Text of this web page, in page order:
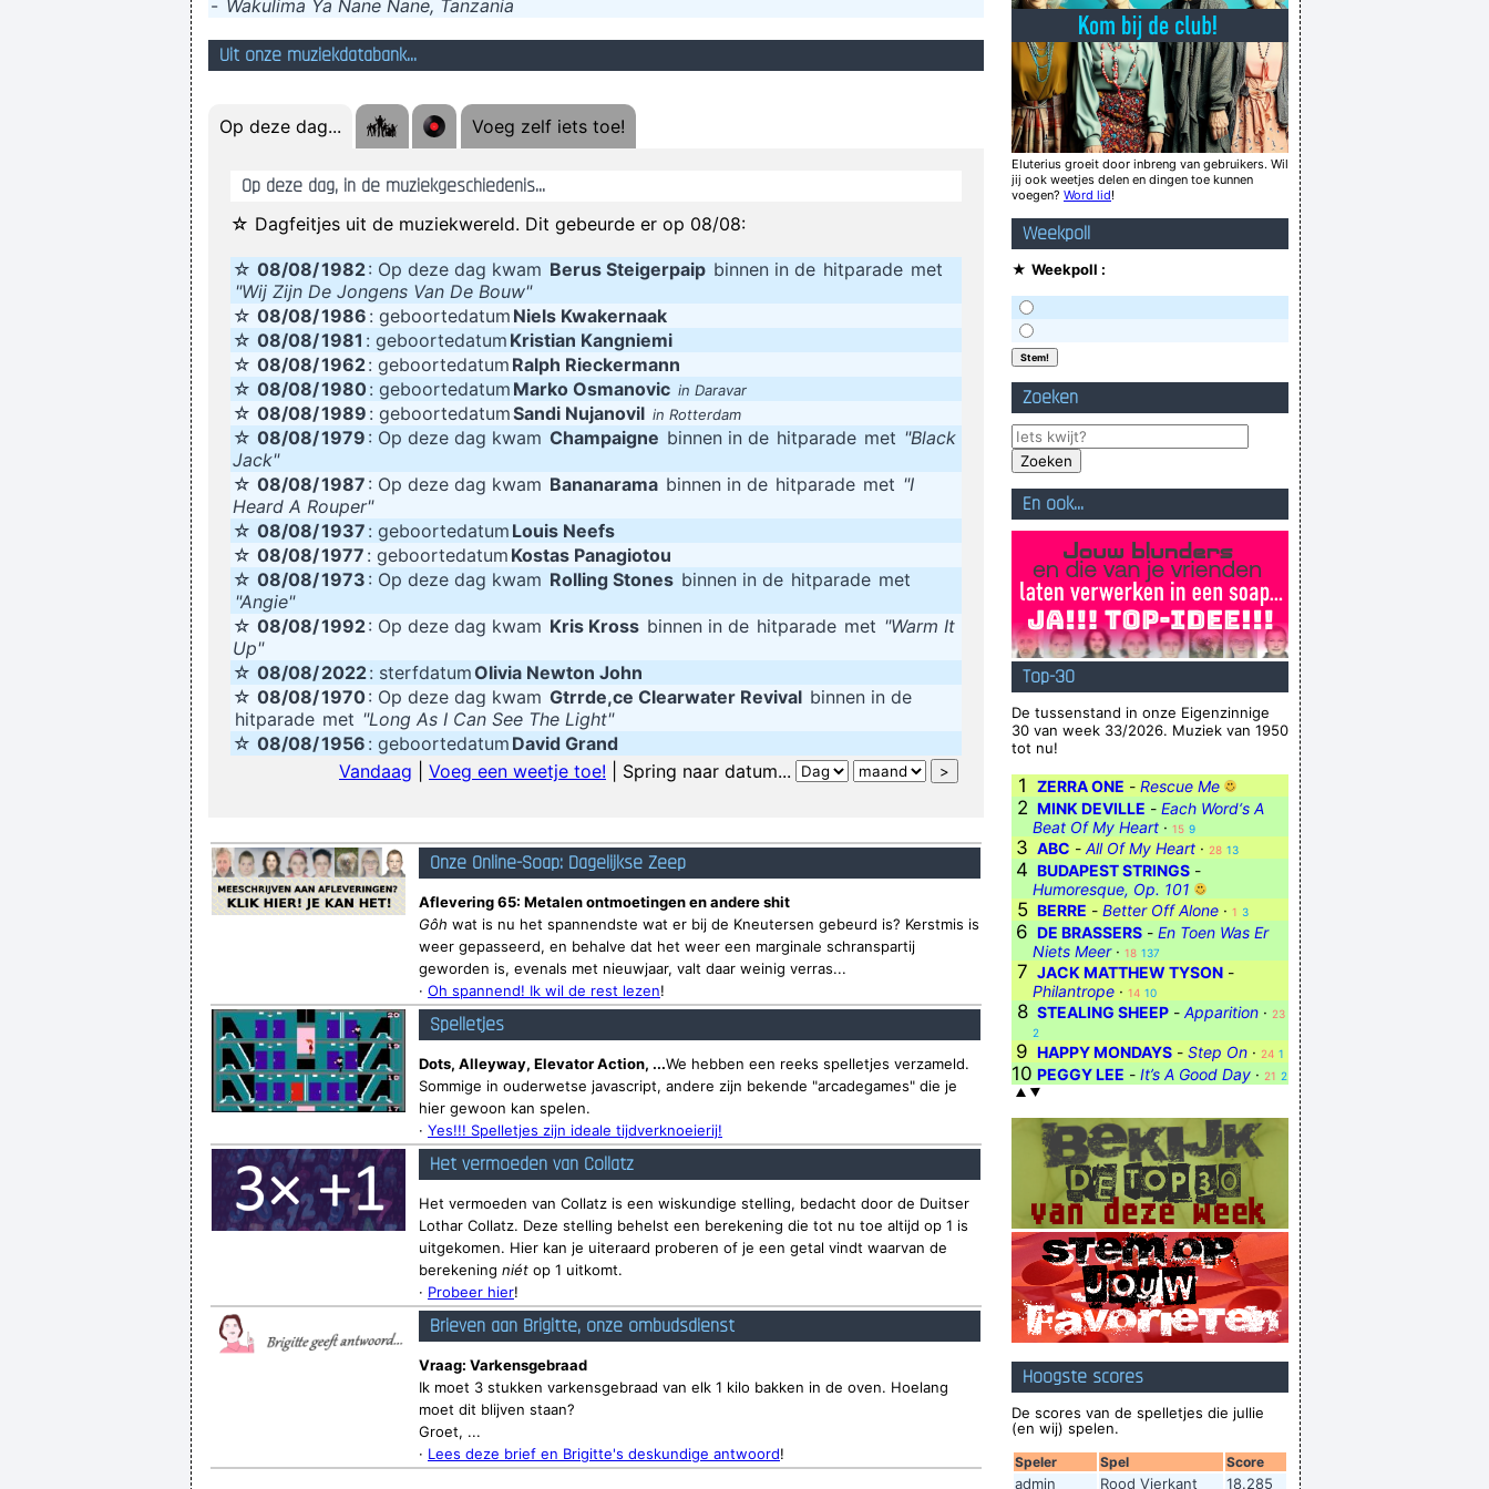
Dan is er ook schendig onder de schanner in de kliniek.
shroom shroom eddiehead
That guy's mom using her tablet to take a picture of another screen is such an old person thing and I love how wholesome it was.
En als ik ´m zó gebruik...? Vind je dat dan lekker? Hm?
Er is daar nog onraad sire
op een goede dag ontdekte ik dat ik ook iets anders kon doen met mijn geslachsdeel dan enkel plassen
Klopt, volgens mijn therapeut ben ik passief en moet ik mezelf accepteren zoals ik ben
Verknoei je tijd op een nuttige manier!
- Wakulima Ya Nane Nane, Tanzania
Uit onze muziekdatabank...
Op deze dag...
Op deze dag, in de muziekgeschiedenis...
☆ Dagfeitjes uit de muziekwereld. Dit gebeurde er op 08/08:
☆ 08/08/1982: Op deze dag kwam Berus Steigerpaip binnen in de hitparade met
"Wij Zijn De Jongens Van De Bouw"
☆ 08/08/1986 : geboortedatum Niels Kwakernaak
☆ 08/08/1981 : geboortedatum Kristian Kangniemi
☆ 08/08/1962: geboortedatum Ralph Rieckermann
☆ 08/08/1980: geboortedatum Marko Osmanovic in Daravar
☆ 08/08/1989 : geboortedatumSandi Nujanovil in Rotterdam
☆ 08/08/1979 : Op deze dag kwam Champaigne binnen in de hitparade met "Black
Jack"
☆ 08/08/1987 : Op deze dag kwam Bananarama binnen in de hitparade met "I
Heard A Rouper"
☆ 08/08/1937 : geboortedatum Louis Neefs
☆ 08/08/1977 : geboortedatum Kostas Panagiotou
☆ 08/08/1973 : Op deze dag kwam Rolling Stones binnen in de hitparade met
"Angie"
☆ 08/08/1992: Op deze dag kwam Kris Kross binnen in de hitparade met "Warm It
Up"
☆ 08/08/2022: sterfdatumOlivia Newton John
☆ 08/08/1970: Op deze dag kwam Gtrrde,ce Clearwater Revival binnen in de
hitparade met "Long As I Can See The Light"
☆ 08/08/1956 : geboortedatum David Grand
Vandaag
Voeg een weetje toe! | Spring naar datum...
Voeg zelf iets toe!
Onze Online-Soap: Dagelijkse Zeep
Aflevering 65: Metalen ontmoetingen en andere shit
Gôh wat is nu het spannendste wat er bij de Kneutersen gebeurd is? Kerstmis is
weer gepasseerd, en behalve dat het weer een marginale schranspartij
geworden is, evenals met nieuwjaar, valt daar weinig verras...
· Oh spannend! Ik wil de rest lezen!
Spelletjes
Dots, Alleyway, Elevator Action, ...We hebben een reeks spelletjes verzameld.
Sommige in ouderwetse javascript, andere zijn bekende "arcadegames" die je
hier gewoon kan spelen.
· Yes!!! Spelletjes zijn ideale tijdverknoeierij!
Het vermoeden van Collatz
Het vermoeden van Collatz is een wiskundige stelling, bedacht door de Duitser
Lothar Collatz. Deze stelling behelst een berekening die tot nu toe altijd op 1 is
uitgekomen. Hier kan je uiteraard proberen of je een getal vindt waarvan de
berekening niét op 1 uitkomt.
· Probeer hier!
Brieven aan Brigitte, onze ombudsdienst
Vraag: Varkensgebraad
Ik moet 3 stukken varkensgebraad van elk 1 kilo bakken in de oven. Hoelang
moet dit blijven staan?
Groet, ...
· Lees deze brief en Brigitte's deskundige antwoord!
Eluterius groeit door inbreng van gebruikers. Wil
jij ook weetjes delen en dingen toe kunnen
voegen? Word lid!
Weekpoll
★ Weekpoll :
Zoeken
En ook...
Top-30
De tussenstand in onze Eigenzinnige
30 van week 33/2026. Muziek van 1950
tot nu!
1 ZERRA ONE - Rescue Me
2 MINK DEVILLE - Each Word‘s A
Beat Of My Heart · 15 9
3 ABC - All Of My Heart · 28 13
4 BUDAPEST STRINGS -
Humoresque, Op. 101
5 BERRE - Better Off Alone · 1 3
6 DE BRASSERS - En Toen Was Er
Niets Meer· 18 137
7 JACK MATTHEW TYSON -
Philantrope · 14 10
8 STEALING SHEEP - Apparition · 23
2
9 HAPPY MONDAYS - Step On · 24 1
10 PEGGY LEE - It’s A Good Day · 21 2
Hoogste scores
De scores van de spelletjes die jullie
(en wij) spelen.
Speler Spel Score
admin Rood Vierkant 18.285